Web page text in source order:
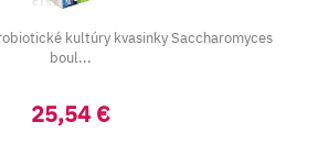
kultúry kvasinkySaccharomyces
boul...
25,54 €